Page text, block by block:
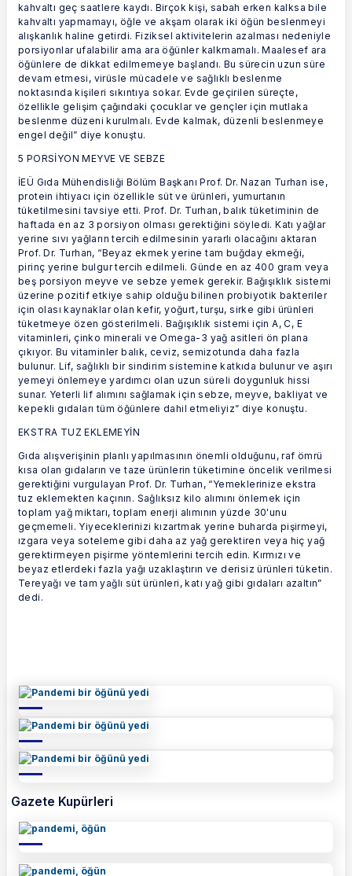
kahvaltı geç saatlere kaydı. Birçok kişi, sabah erken kalksa bile
kahvaltı yapmamayı, öğle ve akşam olarak iki öğün beslenmeyi
alışkanlık haline getirdi. Fiziksel aktivitelerin azalması nedeniyle
porsiyonlar ufalabilir ama ara öğünler kalkmamalı. Maalesef ara
öğünlere de dikkat edilmemeye başlandı. Bu sürecin uzun süre
devam etmesi, virüsle mücadele ve sağlıklı beslenme
noktasında kişileri sıkıntıya sokar. Evde geçirilen süreçte,
özellikle gelişim çağındaki çocuklar ve gençler için mutlaka
beslenme düzeni kurulmalı. Evde kalmak, düzenli beslenmeye
engel değil” diye konuştu.
5 PORSİYON MEYVE VE SEBZE
İEÜ Gıda Mühendisliği Bölüm Başkanı Prof. Dr. Nazan Turhan ise,
protein ihtiyacı için özellikle süt ve ürünleri, yumurtanın
tüketilmesini tavsiye etti. Prof. Dr. Turhan, balık tüketiminin de
haftada en az 3 porsiyon olması gerektiğini söyledi. Katı yağlar
yerine sıvı yağların tercih edilmesinin yararlı olacağını aktaran
Prof. Dr. Turhan, “Beyaz ekmek yerine tam buğday ekmeği,
pirinç yerine bulgur tercih edilmeli. Günde en az 400 gram veya
beş porsiyon meyve ve sebze yemek gerekir. Bağışıklık sistemi
üzerine pozitif etkiye sahip olduğu bilinen probiyotik bakteriler
için olası kaynaklar olan kefir, yoğurt, turşu, sirke gibi ürünleri
tüketmeye özen gösterilmeli. Bağışıklık sistemi için A, C, E
vitaminleri, çinko minerali ve Omega-3 yağ asitleri ön plana
çıkıyor. Bu vitaminler balık, ceviz, semizotunda daha fazla
bulunur. Lif, sağlıklı bir sindirim sistemine katkıda bulunur ve aşırı
yemeyi önlemeye yardımcı olan uzun süreli doygunluk hissi
sunar. Yeterli lif alımını sağlamak için sebze, meyve, bakliyat ve
kepekli gıdaları tüm öğünlere dahil etmeliyiz” diye konuştu.
EKSTRA TUZ EKLEMEYİN
Gıda alışverişinin planlı yapılmasının önemli olduğunu, raf ömrü
kısa olan gıdaların ve taze ürünlerin tüketimine öncelik verilmesi
gerektiğini vurgulayan Prof. Dr. Turhan, “Yemeklerinize ekstra
tuz eklemekten kaçının. Sağlıksız kilo alımını önlemek için
toplam yağ miktarı, toplam enerji alımının yüzde 30'unu
geçmemeli. Yiyeceklerinizi kızartmak yerine buharda pişirmeyi,
ızgara veya soteleme gibi daha az yağ gerektiren veya hiç yağ
gerektirmeyen pişirme yöntemlerini tercih edin. Kırmızı ve
beyaz etlerdeki fazla yağı uzaklaştırın ve derisiz ürünleri tüketin.
Tereyağı ve tam yağlı süt ürünleri, katı yağ gibi gıdaları azaltın”
dedi.
Gazete Kupürleri